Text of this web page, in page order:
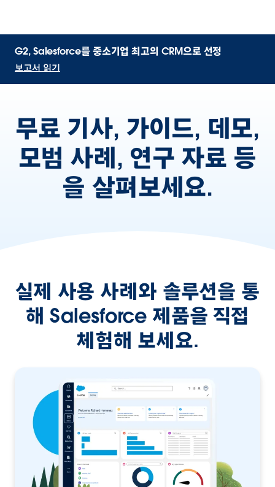
G2, Salesforce를 중소기업 최고의 CRM으로 선정
보고서 읽기
무료 기사, 가이드, 데모,
모범 사례, 연구 자료 등
을 살펴보세요.
실제 사용 사례와 솔루션을 통
해 Salesforce 제품을 직접
체험해 보세요.